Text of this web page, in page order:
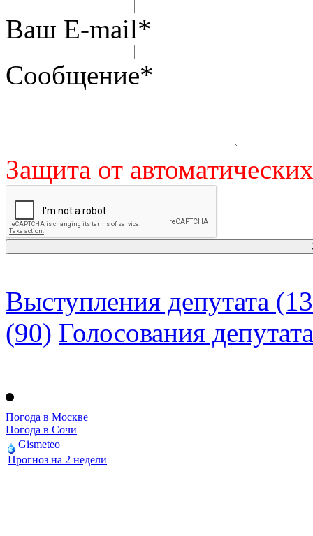
Ваш E-mail*
Сообщение*
Защита от
Выступления депутата
(90) Голосования депутата
Погода в Москве
Погода в Сочи
Gismeteo
Прогноз на 2 недели